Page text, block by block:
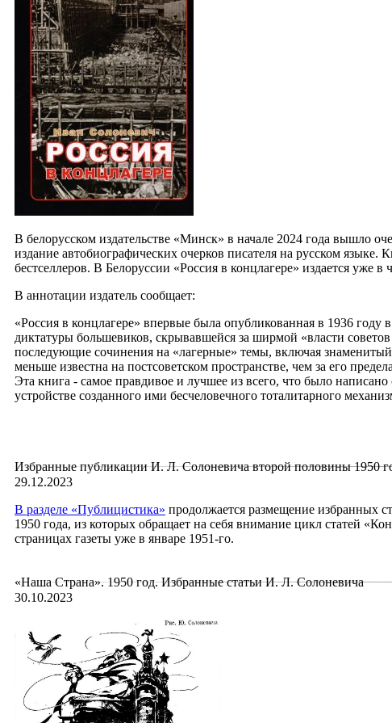
В белорусском издательстве «Минск» в начале 2024 года вышло
издание автобиографических очерков писателя на русском
бестселлеров. В Белоруссии «Россия в концлагере» издается уже в
В аннотации издатель сообщает:
«Россия в концлагере» впервые была опубликованная в 1936 году
диктатуры большевиков, скрывавшейся за ширмой «власти
последующие сочинения на «лагерные» темы, включая
меньше известна на постсоветском пространстве, чем за его
Эта книга - самое правдивое и лучшее из всего, что было
устройстве созданного ими бесчеловечного тоталитарного
Избранные публикации И. Л. Солоневича второй половины 1950
29.12.2023
В разделе «Публицистика» продолжается размещение избранных
1950 года, из которых обращает на себя внимание цикл статей
страницах газеты уже в январе 1951-го.
«Наша Страна». 1950 год. Избранные статьи И. Л. Солоневича
30.10.2023